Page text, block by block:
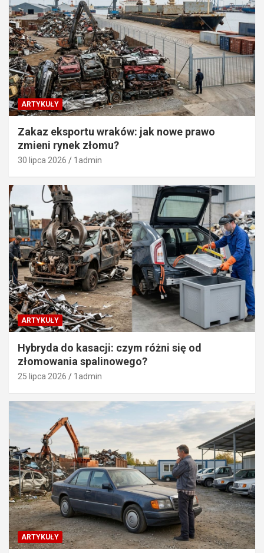
ARTYKUŁY
Zakaz eksportu wraków: jak nowe prawo
zmieni rynek złomu?
30 lipca 2026 1admin
ARTYKUŁY
Hybryda do kasacji: czym różni się od
złomowania spalinowego?
25 lipca 2026 1admin
ARTYKUŁY